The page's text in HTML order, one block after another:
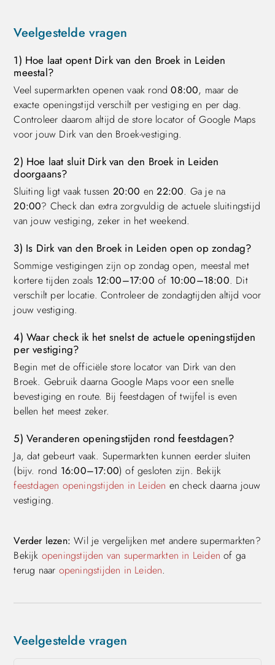
Veelgestelde vragen
1) Hoe laat opent Dirk van den Broek in Leiden
meestal?
Veel supermarkten openen vaak rond08:00, maar de
exacte openingstijd verschilt per vestiging en per dag.
Controleer daarom altijd de store locator of Google Maps
voor jouw Dirk van den Broek-vestiging.
2) Hoe laat sluit Dirk van den Broek in Leiden
doorgaans?
Sluiting ligt vaak tussen 20:00 en22:00. Ga je na
20:00? Check dan extra zorgvuldig de actuele sluitingstijd
van jouw vestiging, zeker in het weekend.
3) Is Dirk van den Broek in Leiden open op zondag?
Sommige vestigingen zijn op zondag open, meestal met
kortere tijden zoals 12:00–17:00 of 10:00–18:00. Dit
verschilt per locatie. Controleer de zondagtijden altijd voor
jouw vestiging.
4) Waar check ik het snelst de actuele openingstijden
per vestiging?
Begin met de officiële store locator van Dirk van den
Broek. Gebruik daarna Google Maps voor een snelle
bevestiging en route. Bij feestdagen of twijfel is even
bellen het meest zeker.
5) Veranderen openingstijden rond feestdagen?
Ja, dat gebeurt vaak. Supermarkten kunnen eerder sluiten
(bijv. rond 16:00–17:00) of gesloten zijn. Bekijk
feestdagen openingstijden in Leiden en check daarna jouw
vestiging.
Verder lezen: Wil je vergelijken met andere supermarkten?
Bekijk openingstijden van supermarkten in Leiden of ga
terug naar openingstijden in Leiden.
Veelgestelde vragen